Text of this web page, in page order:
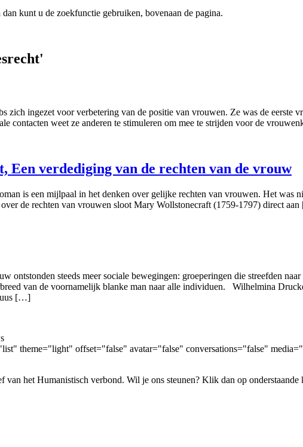
kunt u de zoekfunctie gebruiken, bovenaan de pagina.
zich ingezet voor verbetering van de positie van vrouwen. Ze was de
contacten weet ze anderen te stimuleren om mee te strijden voor de
Een verdediging van de rechten van de vrouw
is een mijlpaal in het denken over gelijke rechten van vrouwen. Het was
de rechten van vrouwen sloot Mary Wollstonecraft (1759-1797) direct
ontstonden steeds meer sociale bewegingen: groeperingen die streefden
van de voornamelijk blanke man naar alle individuen. Wilhelmina
[…]
theme="light" offset="false" avatar="false" conversations="false"
van het Humanistisch verbond. Wil je ons steunen? Klik dan op onderstaande